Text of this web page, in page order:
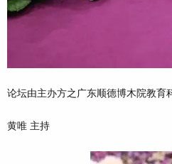
论坛由主办方之广东顺德博木院教育
黄唯 主持